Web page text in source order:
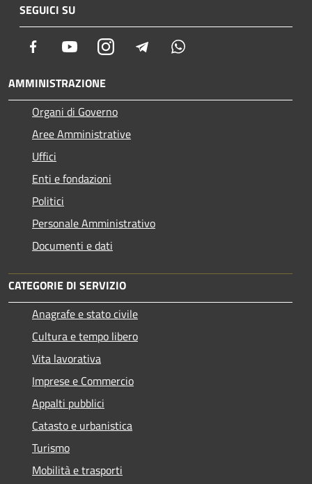
SEGUICI SU
Facebook YoutubeInstagram Telegram
AMMINISTRAZIONE
Organi di Governo
Aree Amministrative
Uffici
Enti e fondazioni
Politici
Personale Amministrativo
Documenti e dati
CATEGORIE DI SERVIZIO
Anagrafe e stato civile
Cultura e tempo libero
Vita lavorativa
Imprese e Commercio
Appalti pubblici
Catasto e urbanistica
Turismo
Mobilità e trasporti